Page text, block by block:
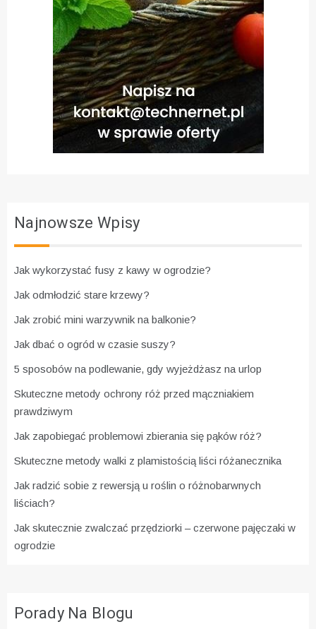
Najnowsze Wpisy
Jak wykorzystać fusy z kawy w ogrodzie?
Jak odmłodzić stare krzewy?
Jak zrobić mini warzywnik na balkonie?
Jak dbać o ogród w czasie suszy?
5 sposobów na podlewanie, gdy wyjeżdżasz na urlop
Skuteczne metody ochrony róż przed mączniakiem
prawdziwym
Jak zapobiegać problemowi zbierania się pąków róż?
Skuteczne metody walki z plamistością liści różanecznika
Jak radzić sobie z rewersją u roślin o różnobarwnych
liściach?
Jak skutecznie zwalczać przędziorki – czerwone pajęczaki w
ogrodzie
Porady Na Blogu